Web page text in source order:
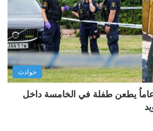
ل
س
ا
ب
ق
ة
ل
ت
ا
ل
ة
حوادث
عمره 15 عاماُ يطعن طفلة في الخامسة داخل